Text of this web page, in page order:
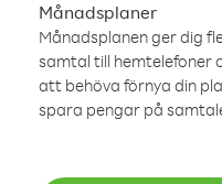
Månadsplaner
Månadsplanen ger dig
samtal till hemtelefoner
att behöva förnya din
spara pengar på